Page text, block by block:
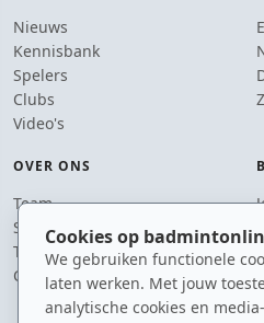
Cookies op
We gebruiken functionele
laten werken. Met jouw
analytische cookies en
Nieuws
Kennisbank
Spelers
Clubs
Video's
OVER ONS
Team
Supporters
Tip de redactie
Contact